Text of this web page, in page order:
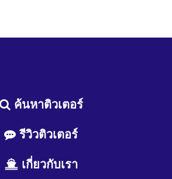
ค้นหาติวเตอร์
รีวิวติวเตอร์
เกี่ยวกับเรา